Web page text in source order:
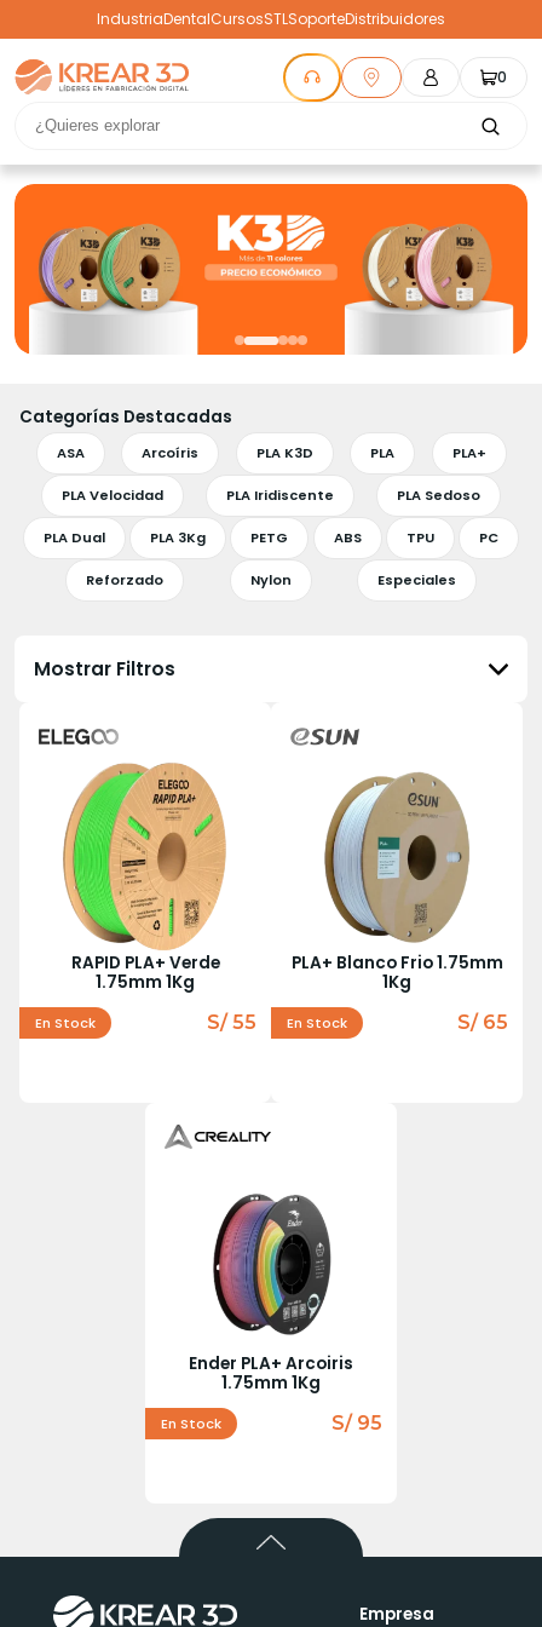
IndustriaDentalCursosSTLSoporteDistribuidores
0
Categorías Destacadas
ASA Arcoíris PLA K3D PLA PLA+
PLA Velocidad PLA Iridiscente PLA Sedoso
PLA Dual PLA 3Kg PETG ABS TPU PC
Reforzado Nylon Especiales
Mostrar Filtros
RAPID PLA+ Verde
1.75mm 1Kg
En Stock S/ 55
PLA+ Blanco Frio 1.75mm
1Kg
En Stock S/ 65
Ender PLA+ Arcoiris
1.75mm 1Kg
En Stock S/ 95
Empresa